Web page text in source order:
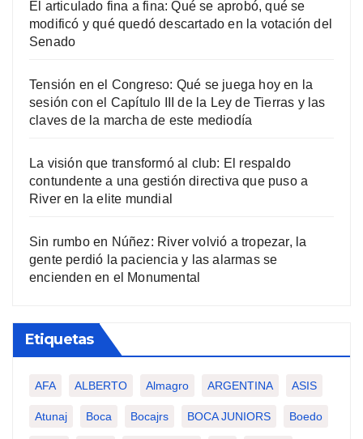
El articulado fina a fina: Qué se aprobó, qué se
modificó y qué quedó descartado en la votación del
Senado
Tensión en el Congreso: Qué se juega hoy en la
sesión con el Capítulo III de la Ley de Tierras y las
claves de la marcha de este mediodía
La visión que transformó al club: El respaldo
contundente a una gestión directiva que puso a
River en la elite mundial
Sin rumbo en Núñez: River volvió a tropezar, la
gente perdió la paciencia y las alarmas se
encienden en el Monumental
Etiquetas
AFA ALBERTO Almagro ARGENTINA ASIS
Atunaj Boca Bocajrs BOCA JUNIORS Boedo